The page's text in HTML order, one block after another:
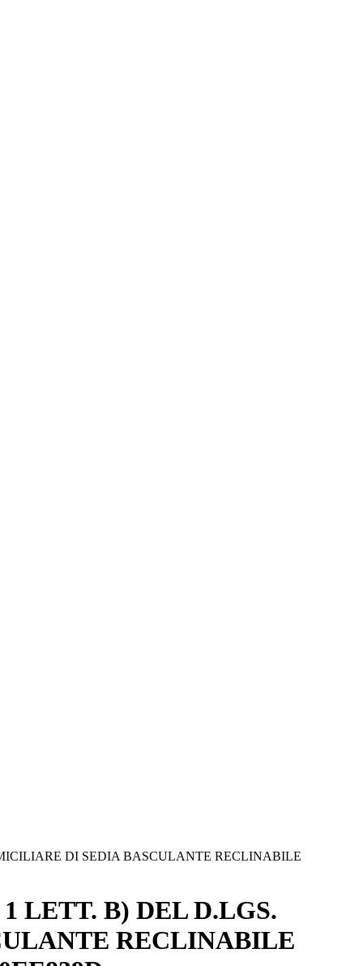
DI SEDIA BASCULANTE RECLINABILE
LETT. B) DEL D.LGS.
RECLINABILE